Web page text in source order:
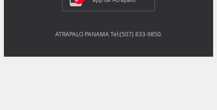
ATRAPALO PANAMA Tel:(507) 833-9850.